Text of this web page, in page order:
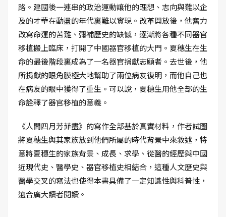
路。建國後一連串的政治運動讓他的理想、志向與難以企
及的才華在動盪的年代裏難以實現。改革開放後，他奮力
改寫命運的苦難、彌補歷史的缺憾，逐漸將各種不同器官
移植搬上臨床，打開了中國器官移植的大門。夏穗生在生
命的最後階段裏成為了一名器官捐獻志願者。去世後，他
所捐獻的眼角膜極大地幫助了兩位病友復明，而他自己也
在病友的眼中獲得了重生。可以說，夏穗生用他全部的生
命詮釋了器官移植的意義。
《人間四月芳菲盡》的寫作全部基於真實材料，作者試圖
將夏穗生與其家族放到他們所屬的時代背景中來敘述，特
意將夏穗生的家族背景、成長、求學、從醫的經歷與中國
近現代史、醫學史、器官移植史相結合，這種人文歷史與
醫學交叉的寫法也使得本書具備了一定知識性與科普性，
適合廣大讀者閱讀。